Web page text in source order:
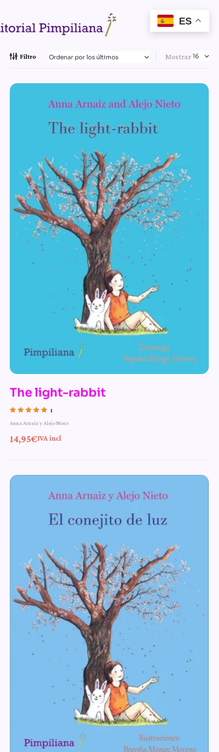
Filtro Mostrar
The light-rabbit
1
Anna Arnaiz y Alejo Nieto
14,95€IVA incl
ES